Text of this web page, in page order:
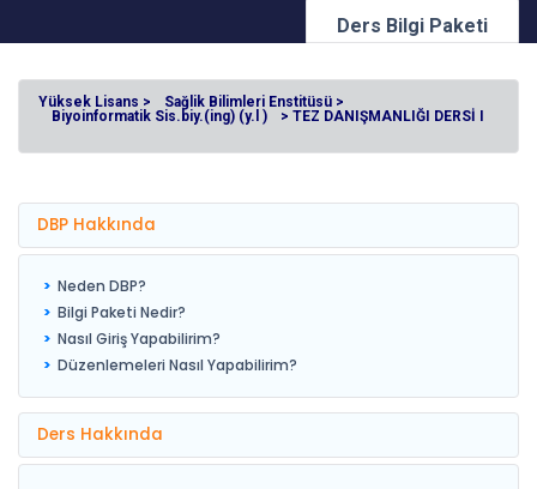
Ders Bilgi Paketi
Yüksek Lisans >
Sağlik Bilimleri Enstitüsü >
Biyoinformatik Sis.biy.(ing) (y.l )
> TEZ DANIŞMANLIĞI DERSİ I
DBP Hakkında
Neden DBP?
Bilgi Paketi Nedir?
Nasıl Giriş Yapabilirim?
Düzenlemeleri Nasıl Yapabilirim?
Ders Hakkında